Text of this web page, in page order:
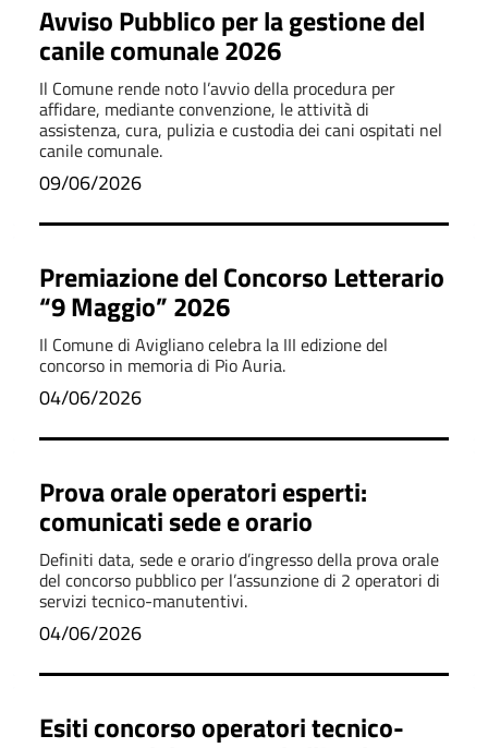
Avviso Pubblico per la gestione del
canile comunale 2026
Il Comune rende noto l’avvio della procedura per
affidare, mediante convenzione, le attività di
assistenza, cura, pulizia e custodia dei cani ospitati nel
canile comunale.
09/06/2026
Premiazione del Concorso Letterario
“9 Maggio” 2026
Il Comune di Avigliano celebra la III edizione del
concorso in memoria di Pio Auria.
04/06/2026
Prova orale operatori esperti:
comunicati sede e orario
Definiti data, sede e orario d’ingresso della prova orale
del concorso pubblico per l’assunzione di 2 operatori di
servizi tecnico-manutentivi.
04/06/2026
Esiti concorso operatori tecnico-